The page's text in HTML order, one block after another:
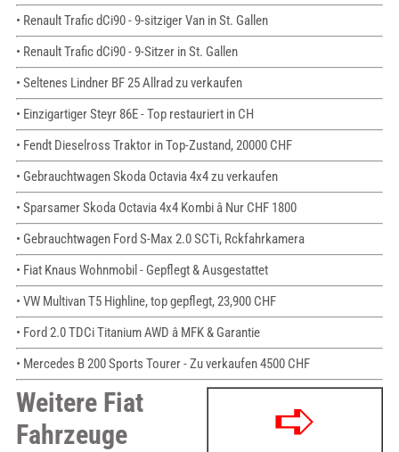
• Renault Trafic dCi90 - 9-sitziger Van in St. Gallen
• Renault Trafic dCi90 - 9-Sitzer in St. Gallen
• Seltenes Lindner BF 25 Allrad zu verkaufen
• Einzigartiger Steyr 86E - Top restauriert in CH
• Fendt Dieselross Traktor in Top-Zustand, 20000 CHF
• Gebrauchtwagen Skoda Octavia 4x4 zu verkaufen
• Sparsamer Skoda Octavia 4x4 Kombi â Nur CHF 1800
• Gebrauchtwagen Ford S-Max 2.0 SCTi, Rckfahrkamera
• Fiat Knaus Wohnmobil - Gepflegt & Ausgestattet
• VW Multivan T5 Highline, top gepflegt, 23,900 CHF
• Ford 2.0 TDCi Titanium AWD â MFK & Garantie
• Mercedes B 200 Sports Tourer - Zu verkaufen 4500 CHF
Weitere Fiat
Fahrzeuge